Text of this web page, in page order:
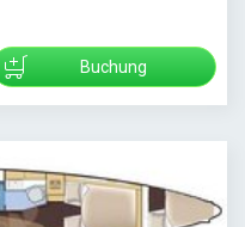
Buchung